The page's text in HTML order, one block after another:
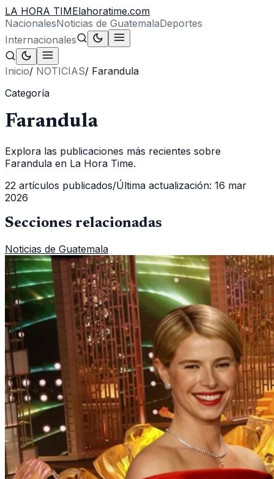
LA HORA TIMElahoratime.com
NacionalesNoticias de GuatemalaDeportes
Internacionales
Inicio/ NOTICIAS/ Farandula
Categoría
Farandula
Explora las publicaciones más recientes sobre
Farandula en La Hora Time.
22 artículos publicados/Última actualización: 16 mar
2026
Secciones relacionadas
Noticias de Guatemala